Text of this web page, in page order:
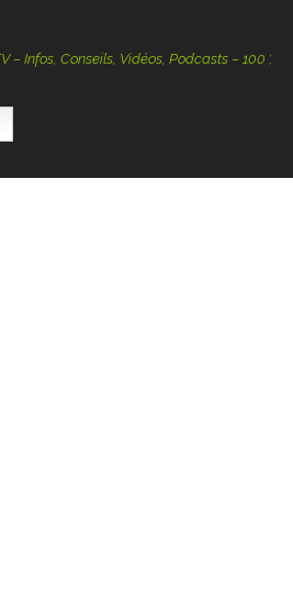
Conseils, Vidéos, Podcasts – 100 %